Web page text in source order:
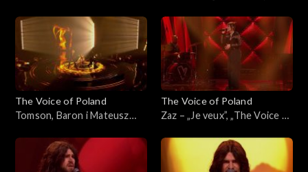
Poland”, Finał, 29 listopada
2025
29 listopada 2025
The Voice of Poland
Tomson, Baron i Mateusz
Love”, „The Voice of Poland”,
Finał, 29 listopada 2025
The Voice of Poland
Zaz – „Je veux”, „The Voice of
2025